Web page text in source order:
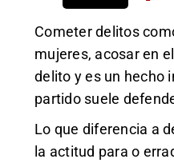
Cometer delitos
mujeres, acosar en
delito y es un hecho
partido suele
Lo que diferencia a
la actitud para o